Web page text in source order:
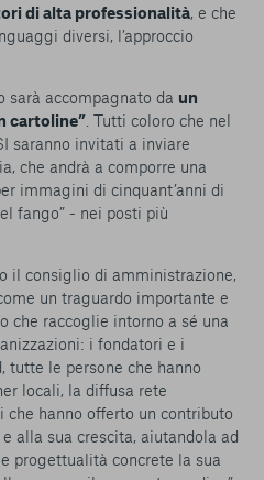
di alta professionalità, e che
diversi, l’approccio
sarà accompagnato da un
cartoline” . Tutti coloro che nel
saranno invitati a inviare
che andrà a comporre una
immagini di cinquant’anni di
fango” - nei posti più
il consiglio di amministrazione,
un traguardo importante e
che raccoglie intorno a sé una
i fondatori e i
tutte le persone che hanno
locali, la diffusa rete
hanno offerto un contributo
alla sua crescita, aiutandola ad
progettualità concrete la sua